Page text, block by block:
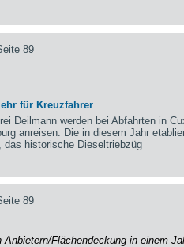
89
für Kreuzfahrer
Deilmann werden bei Abfahrten in
anreisen. Die in diesem Jahr
das historische Dieseltriebzüg
89
Flächendeckung in einem